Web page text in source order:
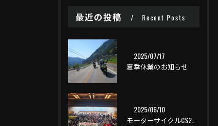
最近の投稿 Recent Posts
2025/07/17
夏季休業のお知らせ
2025/06/10
モーターサイクルCS2一泊ツーリング